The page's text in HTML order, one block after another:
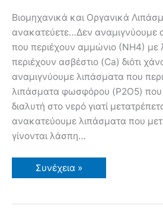
Βιομηχανικά και Οργανικά
ανακατεύετε…Δεν αναμιγνύουμε
που περιέχουν αμμώνιο (ΝΗ4) με
περιέχουν ασβέστιο (Ca) διότι
αναμιγνύουμε λιπάσματα που
λιπάσματα φωσφόρου (P2O5) που
διαλυτή στο νερό γιατί
ανακατεύουμε λιπάσματα που
γίνονται λάσπη…
Βιομηχανικά
και
(Κοπριά,
Συνέχεια »